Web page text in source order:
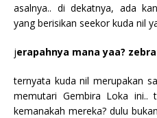
asalnya.. di dekatnya, ada
yang berisikan seekor kuda nil
jerapahnya mana yaa?
ternyata kuda nil merupakan
memutari Gembira Loka ini..
kemanakah mereka? dulu